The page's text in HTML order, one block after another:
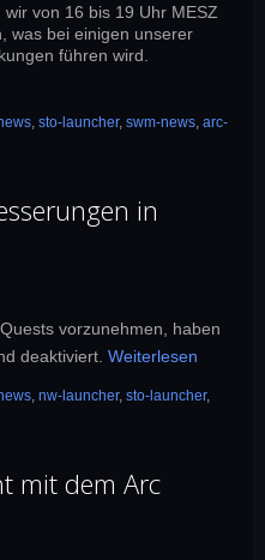
von 16 bis 19 Uhr MESZ
was bei einigen unserer
führen wird.
, sto-launcher, swm-news, arc-
in
vorzunehmen, haben
deaktiviert. Weiterlesen
, nw-launcher, sto-launcher,
mit dem Arc